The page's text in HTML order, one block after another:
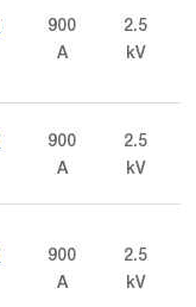
900
A
2.5
kV
900
A
2.5
kV
900
A
2.5
kV